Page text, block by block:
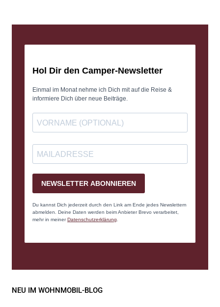
NEU IM WOHNMOBIL-BLOG